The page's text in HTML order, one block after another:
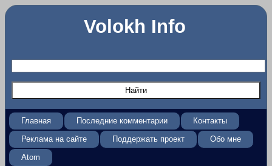
Volokh Info
Главная Последние комментарии
Контакты
Реклама на сайте
Поддержать проект
Обо мне
Atom